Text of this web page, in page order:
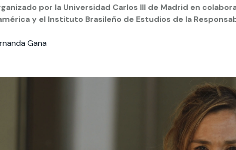
students Facultades
UandesNoticias estudiantiles
por la Universidad Carlos III de Madrid en
y el Instituto Brasileño de Estudios de la
Gana